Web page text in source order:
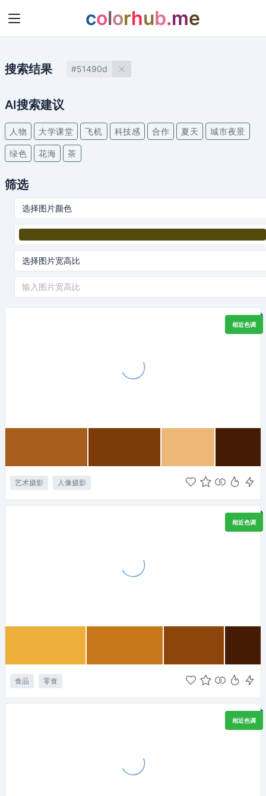
colorhub.me
搜索结果 #51490d
AI搜索建议
人物 大学课堂 飞机 科技感 合作 夏天 城市夜景
绿色 花海 茶
筛选
相近色调
艺术摄影 人像摄影
相近色调
食品 零食
相近色调